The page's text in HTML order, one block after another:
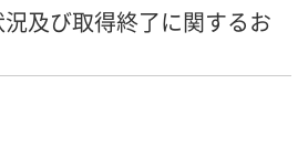
及び取得終了に関するお